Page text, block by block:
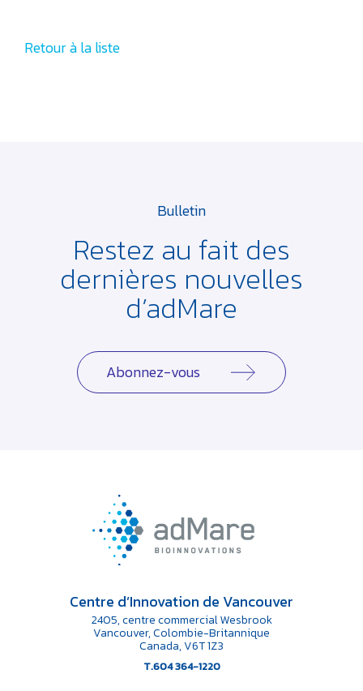
Retour à la liste
Bulletin
Restez au fait des
dernières nouvelles
d’adMare
Abonnez-vous
Centre d’Innovation de Vancouver
2405, centre commercial Wesbrook
Vancouver, Colombie-Britannique
Canada, V6T 1Z3
T.604 364-1220